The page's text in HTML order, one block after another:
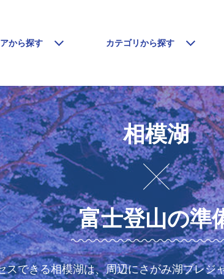
から探す カテゴリから探す
相模湖
富士登山の準
スできる相模湖は、周辺にさがみ湖プレジ